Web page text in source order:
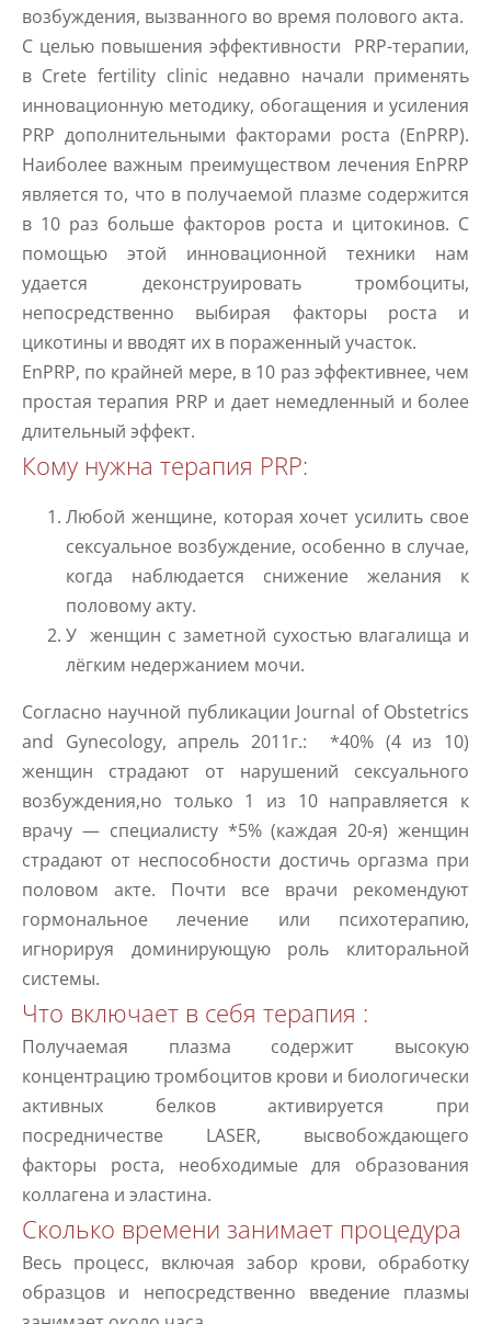
возбуждения, вызванного во время полового акта.
С целью повышения эффективности PRP-терапии,
в Crete fertility clinic недавно начали применять
инновационную методику, обогащения и усиления
PRP дополнительными факторами роста (EnPRP).
Наиболее важным преимуществом лечения EnPRP
является то, что в получаемой плазме содержится
в 10 раз больше факторов роста и цитокинов. С
помощью этой инновационной техники нам
удается деконструировать тромбоциты,
непосредственно выбирая факторы роста и
цикотины и вводят их в пораженный участок.
EnPRP, по крайней мере, в 10 раз эффективнее, чем
простая терапия PRP и дает немедленный и более
длительный эффект.
Кому нужна терапия PRP:
Любой женщине, которая хочет усилить свое
сексуальное возбуждение, особенно в случае,
когда наблюдается снижение желания к
половому акту.
У женщин с заметной сухостью влагалища и
лёгким недержанием мочи.
Согласно научной публикации Journal of Obstetrics
and Gynecology, апрель 2011г.: *40% (4 из 10)
женщин страдают от нарушений сексуального
возбуждения,но только 1 из 10 направляется к
врачу — специалисту *5% (каждая 20-я) женщин
страдают от неспособности достичь оргазма при
половом акте. Почти все врачи рекомендуют
гормональное лечение или психотерапию,
игнорируя доминирующую роль клиторальной
системы.
Что включает в себя терапия :
Получаемая плазма содержит высокую
концентрацию тромбоцитов крови и биологически
активных белков активируется при
посредничестве LASER, высвобождающего
факторы роста, необходимые для образования
коллагена и эластина.
Сколько времени занимает процедура
Весь процесс, включая забор крови, обработку
образцов и непосредственно введение плазмы